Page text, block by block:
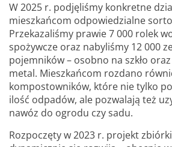
W 2025 r. podjęliśmy konkretne
mieszkańcom odpowiedzialne
Przekazaliśmy prawie 7 000 rolek
spożywcze oraz nabyliśmy 12 000
pojemników – osobno na szkło
metal. Mieszkańcom rozdano
kompostowników, które nie tylko
ilość odpadów, ale pozwalają też
nawóz do ogrodu czy sadu.
Rozpoczęty w 2023 r. projekt